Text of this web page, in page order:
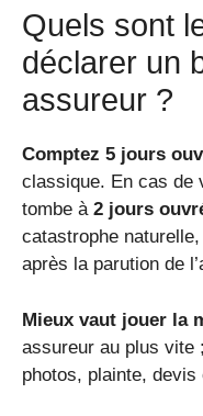
Quels sont
déclarer un
assureur ?
Comptez 5 jours
classique. En cas de
tombe à 2 jours
catastrophe
après la parution de
Mieux vaut jouer la
assureur au plus vite
photos, plainte, devis